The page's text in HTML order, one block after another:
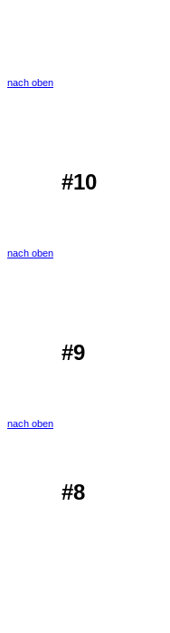
nach oben
#10
nach oben
#9
nach oben
#8